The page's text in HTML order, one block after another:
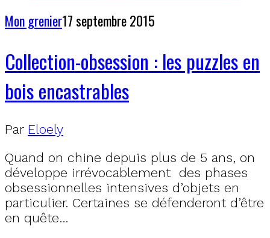
Mon grenier17 septembre 2015
Collection-obsession : les puzzles en
bois encastrables
Par Eloely
Quand on chine depuis plus de 5 ans, on
développe irrévocablement des phases
obsessionnelles intensives d’objets en
particulier. Certaines se défenderont d’être
en quête…